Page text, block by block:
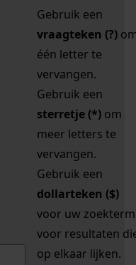
Gebruik een
vraagteken (?)
één letter te
vervangen.
Gebruik een
sterretje (*) om
meer letters te
vervangen.
Gebruik een
dollarteken ($)
voor uw zoekterm
voor resultaten
op elkaar lijken.